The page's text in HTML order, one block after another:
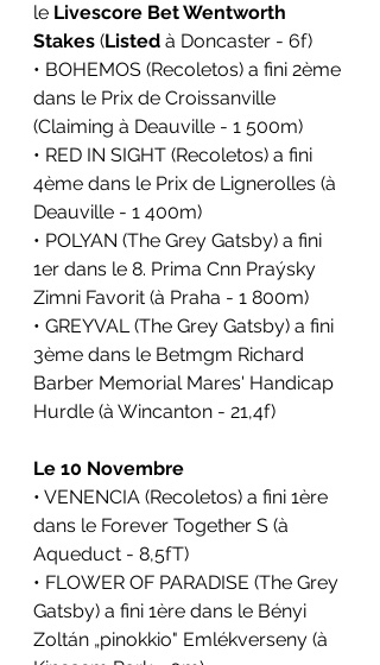
le Livescore Bet Wentworth
Stakes (Listed à Doncaster - 6f)
• BOHEMOS (Recoletos) a fini 2ème
dans le Prix de Croissanville
(Claiming à Deauville - 1 500m)
• RED IN SIGHT (Recoletos) a fini
4ème dans le Prix de Lignerolles (à
Deauville - 1 400m)
• POLYAN (The Grey Gatsby) a fini
1er dans le 8. Prima Cnn Praýsky
Zimni Favorit (à Praha - 1 800m)
• GREYVAL (The Grey Gatsby) a fini
3ème dans le Betmgm Richard
Barber Memorial Mares' Handicap
Hurdle (à Wincanton - 21,4f)
Le 10 Novembre
• VENENCIA (Recoletos) a fini 1ère
dans le Forever Together S (à
Aqueduct - 8,5fT)
• FLOWER OF PARADISE (The Grey
Gatsby) a fini 1ère dans le Bényi
Zoltán „pinokkio" Emlékverseny (à